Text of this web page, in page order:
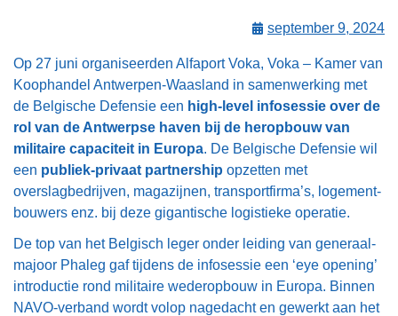
september 9, 2024
Op 27 juni organiseerden Alfaport Voka, Voka – Kamer van
Koophandel Antwerpen-Waasland in samenwerking met
de Belgische Defensie een high-level infosessie over de
rol van de Antwerpse haven bij de heropbouw van
militaire capaciteit in Europa. De Belgische Defensie wil
een publiek-privaat partnership opzetten met
overslagbedrijven, magazijnen, transportfirma’s, logement-
bouwers enz. bij deze gigantische logistieke operatie.
De top van het Belgisch leger onder leiding van generaal-
majoor Phaleg gaf tijdens de infosessie een ‘eye opening’
introductie rond militaire wederopbouw in Europa. Binnen
NAVO-verband wordt volop nagedacht en gewerkt aan het